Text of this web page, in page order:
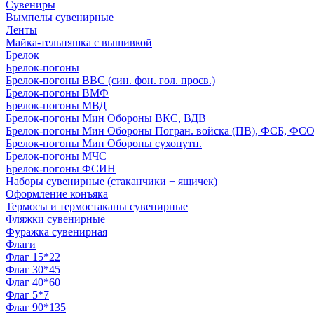
Сувениры
Вымпелы сувенирные
Ленты
Майка-тельняшка с вышивкой
Брелок
Брелок-погоны
Брелок-погоны ВВС (син. фон. гол. просв.)
Брелок-погоны ВМФ
Брелок-погоны МВД
Брелок-погоны Мин Обороны ВКС, ВДВ
Брелок-погоны Мин Обороны Погран. войска (ПВ), ФСБ, ФСО
Брелок-погоны Мин Обороны сухопутн.
Брелок-погоны МЧС
Брелок-погоны ФСИН
Наборы сувенирные (стаканчики + ящичек)
Оформление конъяка
Термосы и термостаканы сувенирные
Фляжки сувенирные
Фуражка сувенирная
Флаги
Флаг 15*22
Флаг 30*45
Флаг 40*60
Флаг 5*7
Флаг 90*135